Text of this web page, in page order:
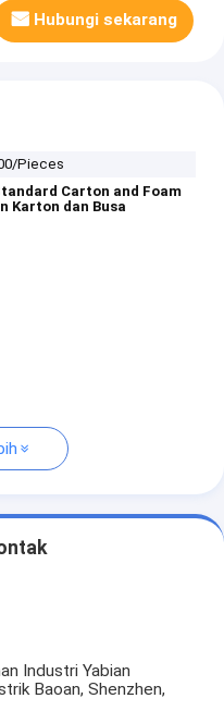
Hubungi sekarang
Pieces
Carton and Foam
Karton dan Busa
Industri Yabian
Baoan, Shenzhen,